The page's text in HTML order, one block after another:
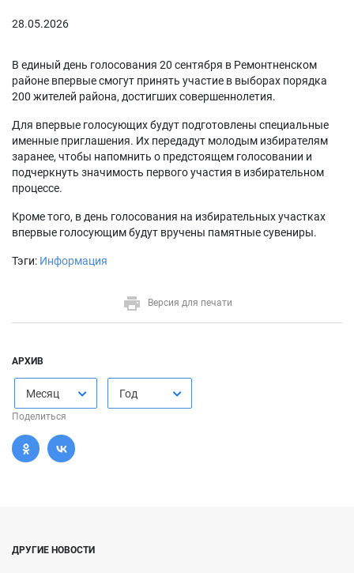
28.05.2026
В единый день голосования 20 сентября в Ремонтненском
районе впервые смогут принять участие в выборах порядка
200 жителей района, достигших совершеннолетия.
Для впервые голосующих будут подготовлены специальные
именные приглашения. Их передадут молодым избирателям
заранее, чтобы напомнить о предстоящем голосовании и
подчеркнуть значимость первого участия в избирательном
процессе.
Кроме того, в день голосования на избирательных участках
впервые голосующим будут вручены памятные сувениры.
Тэги: Информация
Версия для печати
АРХИВ
Месяц Год
Поделиться
ДРУГИЕ НОВОСТИ